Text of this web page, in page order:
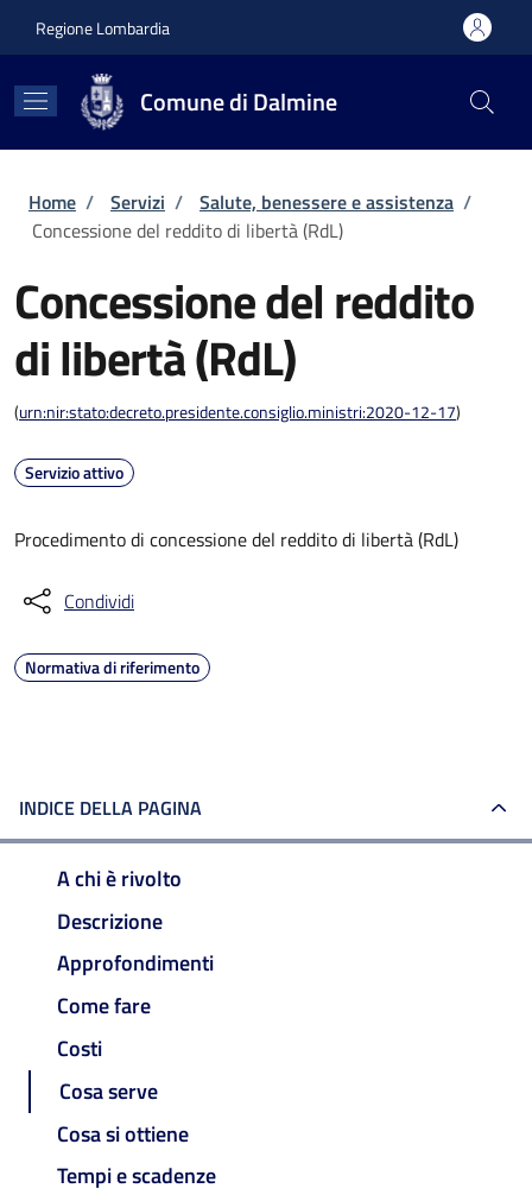
Regione Lombardia
Comune di Dalmine
Briciole di pane
Home / Servizi / Salute, benessere e assistenza /
Concessione del reddito di libertà (RdL)
Concessione del reddito
di libertà (RdL)
(urn:nir:stato:decreto.presidente.consiglio.ministri:2020-12-17)
Servizio attivo
Procedimento di concessione del reddito di libertà (RdL)
Condividi
Normativa di riferimento
INDICE DELLA PAGINA
A chi è rivolto
Descrizione
Approfondimenti
Come fare
Costi
Cosa serve
Cosa si ottiene
Tempi e scadenze